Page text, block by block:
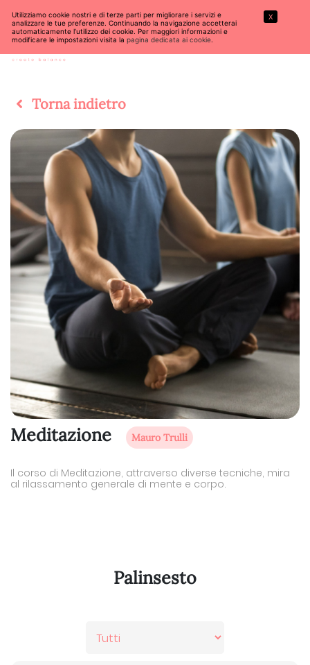
Torna indietro
Meditazione Mauro Trulli
Il corso di Meditazione, attraverso diverse tecniche, mira
al rilassamento generale di mente e corpo.
Palinsesto
Utilizziamo cookie nostri e di terze parti per migliorare i servizi e
analizzare le tue preferenze. Continuando la navigazione accetterai
automaticamente l’utilizzo dei cookie. Per maggiori informazioni e
modificare le impostazioni visita lapagina dedicata ai cookie.
X